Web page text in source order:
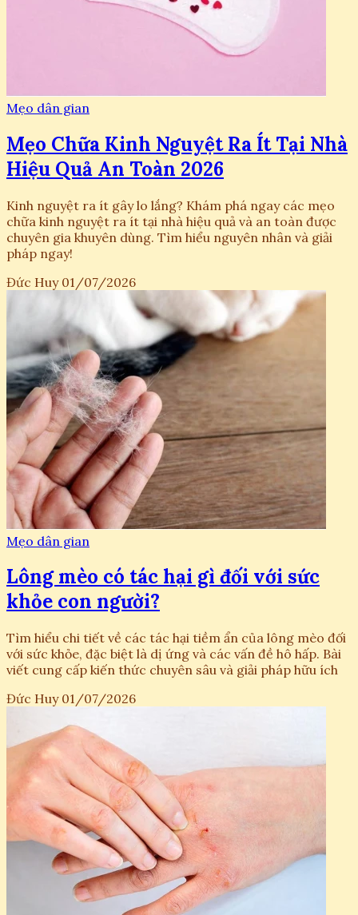
Mẹo dân gian
Mẹo Chữa Kinh Nguyệt Ra Ít Tại Nhà
Hiệu Quả An Toàn 2026
Kinh nguyệt ra ít gây lo lắng? Khám phá ngay các mẹo
chữa kinh nguyệt ra ít tại nhà hiệu quả và an toàn được
chuyên gia khuyên dùng. Tìm hiểu nguyên nhân và giải
pháp ngay!
Đức Huy 01/07/2026
Mẹo dân gian
Lông mèo có tác hại gì đối với sức
khỏe con người?
Tìm hiểu chi tiết về các tác hại tiềm ẩn của lông mèo đối
với sức khỏe, đặc biệt là dị ứng và các vấn đề hô hấp. Bài
viết cung cấp kiến thức chuyên sâu và giải pháp hữu ích
Đức Huy 01/07/2026